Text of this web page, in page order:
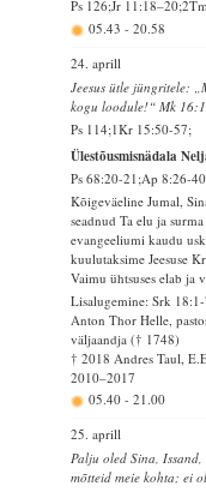
Ps 126;Jr
05.43 - 20.58
24. aprill
Jeesus ütle jüngritele:
kogu loodule!“ Mk
Ps 114;1Kr 15:50-57;
Ülestõusmisnädala
Ps 68:20-21;Ap 8:26-
Kõigeväeline Jumal,
seadnud Ta elu ja
evangeeliumi kaudu
kuulutaksime Jeesuse
Vaimu ühtsuses elab ja
Lisalugemine: Srk
Anton Thor Helle,
väljaandja († 1748)
† 2018 Andres Taul,
2010–2017
05.40 - 21.00
25. aprill
Palju oled Sina,
mõtteid meie kohta; ei